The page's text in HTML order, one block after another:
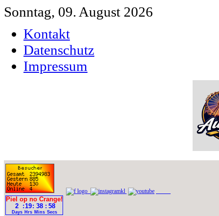
Sonntag, 09. August 2026
Kontakt
Datenschutz
Impressum